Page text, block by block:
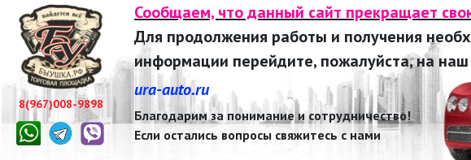
8(967)008-9898
Сообщаем, что данный сайт прекращает
Для продолжения работы и получения
информации перейдите, пожалуйста, на
ura-auto.ru
Благодарим за понимание и сотрудничество!
Если остались вопросы свяжитесь с нами